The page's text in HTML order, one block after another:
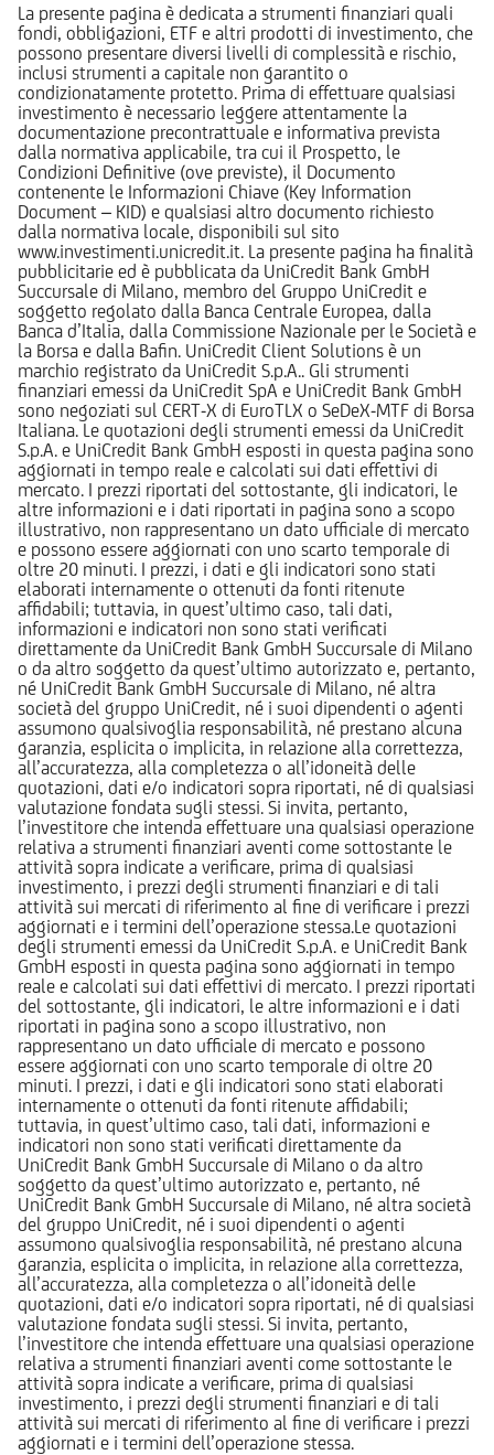
La presente pagina è dedicata a strumenti finanziari quali
fondi, obbligazioni, ETF e altri prodotti di investimento, che
possono presentare diversi livelli di complessità e rischio,
inclusi strumenti a capitale non garantito o
condizionatamente protetto. Prima di effettuare qualsiasi
investimento è necessario leggere attentamente la
documentazione precontrattuale e informativa prevista
dalla normativa applicabile, tra cui il Prospetto, le
Condizioni Definitive (ove previste), il Documento
contenente le Informazioni Chiave (Key Information
Document – KID) e qualsiasi altro documento richiesto
dalla normativa locale, disponibili sul sito
www.investimenti.unicredit.it. La presente pagina ha finalità
pubblicitarie ed è pubblicata da UniCredit Bank GmbH
Succursale di Milano, membro del Gruppo UniCredit e
soggetto regolato dalla Banca Centrale Europea, dalla
Banca d’Italia, dalla Commissione Nazionale per le Società e
la Borsa e dalla Bafin. UniCredit Client Solutions è un
marchio registrato da UniCredit S.p.A.. Gli strumenti
finanziari emessi da UniCredit SpA e UniCredit Bank GmbH
sono negoziati sul CERT-X di EuroTLX o SeDeX-MTF di Borsa
Italiana. Le quotazioni degli strumenti emessi da UniCredit
S.p.A. e UniCredit Bank GmbH esposti in questa pagina sono
aggiornati in tempo reale e calcolati sui dati effettivi di
mercato. I prezzi riportati del sottostante, gli indicatori, le
altre informazioni e i dati riportati in pagina sono a scopo
illustrativo, non rappresentano un dato ufficiale di mercato
e possono essere aggiornati con uno scarto temporale di
oltre 20 minuti. I prezzi, i dati e gli indicatori sono stati
elaborati internamente o ottenuti da fonti ritenute
affidabili; tuttavia, in quest’ultimo caso, tali dati,
informazioni e indicatori non sono stati verificati
direttamente da UniCredit Bank GmbH Succursale di Milano
o da altro soggetto da quest’ultimo autorizzato e, pertanto,
né UniCredit Bank GmbH Succursale di Milano, né altra
società del gruppo UniCredit, né i suoi dipendenti o agenti
assumono qualsivoglia responsabilità, né prestano alcuna
garanzia, esplicita o implicita, in relazione alla correttezza,
all’accuratezza, alla completezza o all’idoneità delle
quotazioni, dati e/o indicatori sopra riportati, né di qualsiasi
valutazione fondata sugli stessi. Si invita, pertanto,
l’investitore che intenda effettuare una qualsiasi operazione
relativa a strumenti finanziari aventi come sottostante le
attività sopra indicate a verificare, prima di qualsiasi
investimento, i prezzi degli strumenti finanziari e di tali
attività sui mercati di riferimento al fine di verificare i prezzi
aggiornati e i termini dell’operazione stessa.Le quotazioni
degli strumenti emessi da UniCredit S.p.A. e UniCredit Bank
GmbH esposti in questa pagina sono aggiornati in tempo
reale e calcolati sui dati effettivi di mercato. I prezzi riportati
del sottostante, gli indicatori, le altre informazioni e i dati
riportati in pagina sono a scopo illustrativo, non
rappresentano un dato ufficiale di mercato e possono
essere aggiornati con uno scarto temporale di oltre 20
minuti. I prezzi, i dati e gli indicatori sono stati elaborati
internamente o ottenuti da fonti ritenute affidabili;
tuttavia, in quest’ultimo caso, tali dati, informazioni e
indicatori non sono stati verificati direttamente da
UniCredit Bank GmbH Succursale di Milano o da altro
soggetto da quest’ultimo autorizzato e, pertanto, né
UniCredit Bank GmbH Succursale di Milano, né altra società
del gruppo UniCredit, né i suoi dipendenti o agenti
assumono qualsivoglia responsabilità, né prestano alcuna
garanzia, esplicita o implicita, in relazione alla correttezza,
all’accuratezza, alla completezza o all’idoneità delle
quotazioni, dati e/o indicatori sopra riportati, né di qualsiasi
valutazione fondata sugli stessi. Si invita, pertanto,
l’investitore che intenda effettuare una qualsiasi operazione
relativa a strumenti finanziari aventi come sottostante le
attività sopra indicate a verificare, prima di qualsiasi
investimento, i prezzi degli strumenti finanziari e di tali
attività sui mercati di riferimento al fine di verificare i prezzi
aggiornati e i termini dell’operazione stessa.